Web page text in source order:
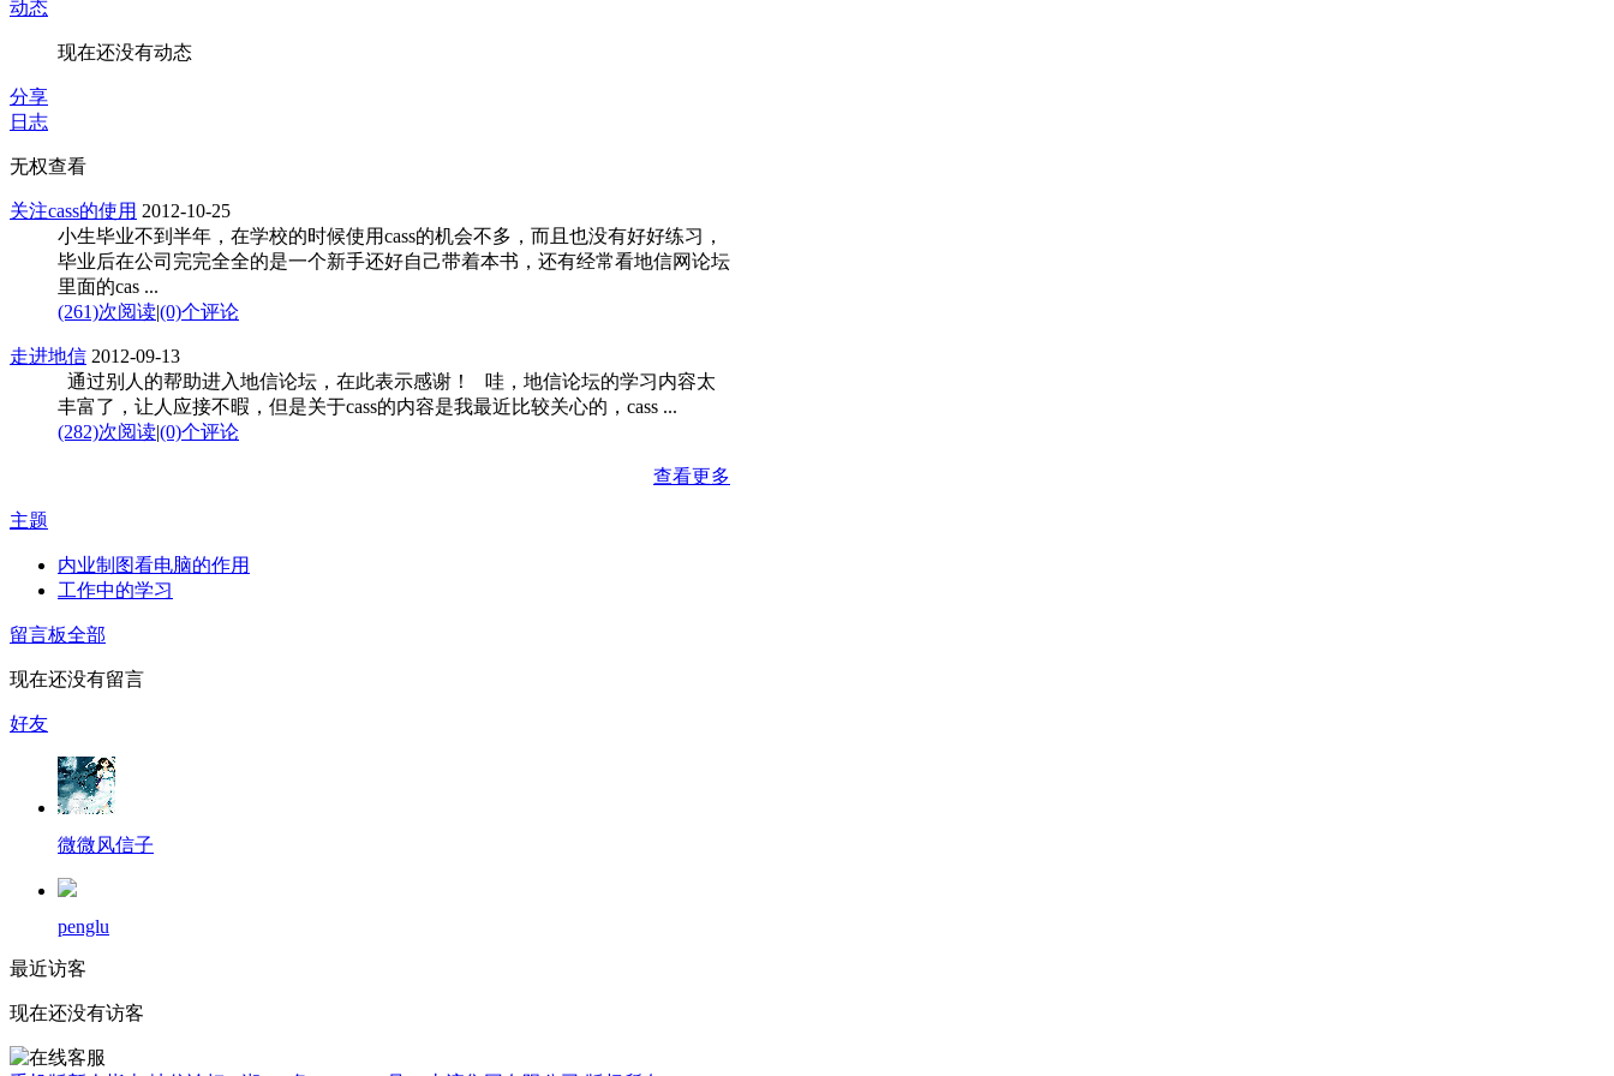
动态
现在还没有动态
分享
日志
无权查看
关注cass的使用 2012-10-25
小生毕业不到半年，在学校的时候使用cass的机会不多，而且也没有好好练习，
毕业后在公司完完全全的是一个新手还好自己带着本书，还有经常看地信网论坛
里面的cas ...
(261)次阅读|(0)个评论
走进地信 2012-09-13
通过别人的帮助进入地信论坛，在此表示感谢！ 哇，地信论坛的学习内容太
丰富了，让人应接不暇，但是关于cass的内容是我最近比较关心的，cass ...
(282)次阅读|(0)个评论
查看更多
主题
内业制图看电脑的作用
工作中的学习
留言板全部
现在还没有留言
好友
微微风信子
penglu
最近访客
现在还没有访客